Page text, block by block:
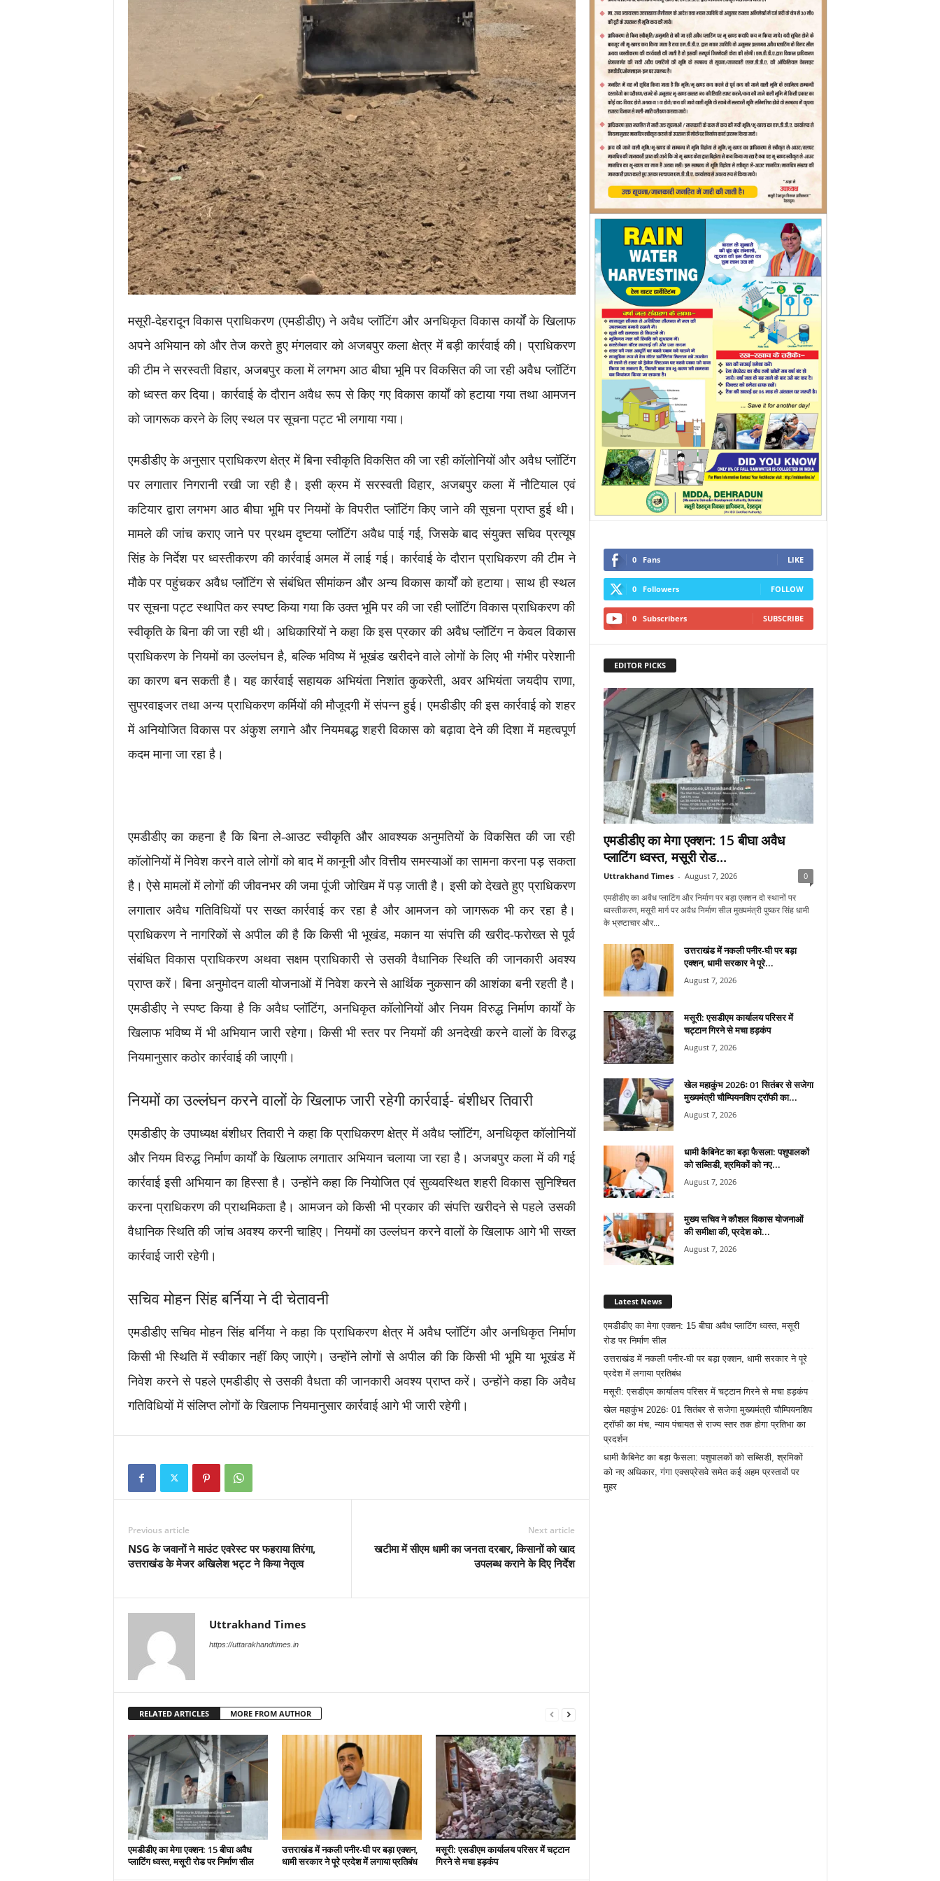
मसूरी-देहरादून विकास प्राधिकरण (एमडीडीए) ने अवैध प्लॉटिंग और अनधिकृत विकास कार्यों के खिलाफ
अपने अभियान को और तेज करते हुए मंगलवार को अजबपुर कला क्षेत्र में बड़ी कार्रवाई की। प्राधिकरण
की टीम ने सरस्वती विहार, अजबपुर कला में लगभग आठ बीघा भूमि पर विकसित की जा रही अवैध प्लॉटिंग
को ध्वस्त कर दिया। कार्रवाई के दौरान अवैध रूप से किए गए विकास कार्यों को हटाया गया तथा आमजन
को जागरूक करने के लिए स्थल पर सूचना पट्ट भी लगाया गया।
एमडीडीए के अनुसार प्राधिकरण क्षेत्र में बिना स्वीकृति विकसित की जा रही कॉलोनियों और अवैध प्लॉटिंग
पर लगातार निगरानी रखी जा रही है। इसी क्रम में सरस्वती विहार, अजबपुर कला में नौटियाल एवं
कटियार द्वारा लगभग आठ बीघा भूमि पर नियमों के विपरीत प्लॉटिंग किए जाने की सूचना प्राप्त हुई थी।
मामले की जांच कराए जाने पर प्रथम दृष्टया प्लॉटिंग अवैध पाई गई, जिसके बाद संयुक्त सचिव प्रत्यूष
सिंह के निर्देश पर ध्वस्तीकरण की कार्रवाई अमल में लाई गई। कार्रवाई के दौरान प्राधिकरण की टीम ने
मौके पर पहुंचकर अवैध प्लॉटिंग से संबंधित सीमांकन और अन्य विकास कार्यों को हटाया। साथ ही स्थल
पर सूचना पट्ट स्थापित कर स्पष्ट किया गया कि उक्त भूमि पर की जा रही प्लॉटिंग विकास प्राधिकरण की
स्वीकृति के बिना की जा रही थी। अधिकारियों ने कहा कि इस प्रकार की अवैध प्लॉटिंग न केवल विकास
प्राधिकरण के नियमों का उल्लंघन है, बल्कि भविष्य में भूखंड खरीदने वाले लोगों के लिए भी गंभीर परेशानी
का कारण बन सकती है। यह कार्रवाई सहायक अभियंता निशांत कुकरेती, अवर अभियंता जयदीप राणा,
सुपरवाइजर तथा अन्य प्राधिकरण कर्मियों की मौजूदगी में संपन्न हुई। एमडीडीए की इस कार्रवाई को शहर
में अनियोजित विकास पर अंकुश लगाने और नियमबद्ध शहरी विकास को बढ़ावा देने की दिशा में महत्वपूर्ण
कदम माना जा रहा है।
एमडीडीए का कहना है कि बिना ले-आउट स्वीकृति और आवश्यक अनुमतियों के विकसित की जा रही
कॉलोनियों में निवेश करने वाले लोगों को बाद में कानूनी और वित्तीय समस्याओं का सामना करना पड़ सकता
है। ऐसे मामलों में लोगों की जीवनभर की जमा पूंजी जोखिम में पड़ जाती है। इसी को देखते हुए प्राधिकरण
लगातार अवैध गतिविधियों पर सख्त कार्रवाई कर रहा है और आमजन को जागरूक भी कर रहा है।
प्राधिकरण ने नागरिकों से अपील की है कि किसी भी भूखंड, मकान या संपत्ति की खरीद-फरोख्त से पूर्व
संबंधित विकास प्राधिकरण अथवा सक्षम प्राधिकारी से उसकी वैधानिक स्थिति की जानकारी अवश्य
प्राप्त करें। बिना अनुमोदन वाली योजनाओं में निवेश करने से आर्थिक नुकसान की आशंका बनी रहती है।
एमडीडीए ने स्पष्ट किया है कि अवैध प्लॉटिंग, अनधिकृत कॉलोनियों और नियम विरुद्ध निर्माण कार्यों के
खिलाफ भविष्य में भी अभियान जारी रहेगा। किसी भी स्तर पर नियमों की अनदेखी करने वालों के विरुद्ध
नियमानुसार कठोर कार्रवाई की जाएगी।
नियमों का उल्लंघन करने वालों के खिलाफ जारी रहेगी कार्रवाई- बंशीधर तिवारी
एमडीडीए के उपाध्यक्ष बंशीधर तिवारी ने कहा कि प्राधिकरण क्षेत्र में अवैध प्लॉटिंग, अनधिकृत कॉलोनियों
और नियम विरुद्ध निर्माण कार्यों के खिलाफ लगातार अभियान चलाया जा रहा है। अजबपुर कला में की गई
कार्रवाई इसी अभियान का हिस्सा है। उन्होंने कहा कि नियोजित एवं सुव्यवस्थित शहरी विकास सुनिश्चित
करना प्राधिकरण की प्राथमिकता है। आमजन को किसी भी प्रकार की संपत्ति खरीदने से पहले उसकी
वैधानिक स्थिति की जांच अवश्य करनी चाहिए। नियमों का उल्लंघन करने वालों के खिलाफ आगे भी सख्त
कार्रवाई जारी रहेगी।
सचिव मोहन सिंह बर्निया ने दी चेतावनी
एमडीडीए सचिव मोहन सिंह बर्निया ने कहा कि प्राधिकरण क्षेत्र में अवैध प्लॉटिंग और अनधिकृत निर्माण
किसी भी स्थिति में स्वीकार नहीं किए जाएंगे। उन्होंने लोगों से अपील की कि किसी भी भूमि या भूखंड में
निवेश करने से पहले एमडीडीए से उसकी वैधता की जानकारी अवश्य प्राप्त करें। उन्होंने कहा कि अवैध
गतिविधियों में संलिप्त लोगों के खिलाफ नियमानुसार कार्रवाई आगे भी जारी रहेगी।
Previous article
NSG के जवानों ने माउंट एवरेस्ट पर फहराया तिरंगा,
उत्तराखंड के मेजर अखिलेश भट्ट ने किया नेतृत्व
Next article
खटीमा में सीएम धामी का जनता दरबार, किसानों को खाद
उपलब्ध कराने के दिए निर्देश
Uttrakhand Times
https://uttarakhandtimes.in
RELATED ARTICLES MORE FROM AUTHOR
एमडीडीए का मेगा एक्शन: 15 बीघा अवैध
प्लाटिंग ध्वस्त, मसूरी रोड पर निर्माण सील
उत्तराखंड में नकली पनीर-घी पर बड़ा एक्शन,
धामी सरकार ने पूरे प्रदेश में लगाया प्रतिबंध
मसूरी: एसडीएम कार्यालय परिसर में चट्टान
गिरने से मचा हड़कंप
0 Fans LIKE
0 Followers FOLLOW
0 Subscribers SUBSCRIBE
EDITOR PICKS
एमडीडीए का मेगा एक्शन: 15 बीघा अवैध
प्लाटिंग ध्वस्त, मसूरी रोड...
Uttrakhand Times - August 7, 2026 0
एमडीडीए का अवैध प्लाटिंग और निर्माण पर बड़ा एक्शन दो स्थानों पर
ध्वस्तीकरण, मसूरी मार्ग पर अवैध निर्माण सील मुख्यमंत्री पुष्कर सिंह धामी
के भ्रष्टाचार और...
उत्तराखंड में नकली पनीर-घी पर बड़ा
एक्शन, धामी सरकार ने पूरे...
August 7, 2026
मसूरी: एसडीएम कार्यालय परिसर में
चट्टान गिरने से मचा हड़कंप
August 7, 2026
खेल महाकुंभ 2026ः 01 सितंबर से सजेगा
मुख्यमंत्री चौम्पियनशिप ट्रॉफी का...
August 7, 2026
धामी कैबिनेट का बड़ा फैसला: पशुपालकों
को सब्सिडी, श्रमिकों को नए...
August 7, 2026
मुख्य सचिव ने कौशल विकास योजनाओं
की समीक्षा की, प्रदेश को...
August 7, 2026
Latest News
एमडीडीए का मेगा एक्शन: 15 बीघा अवैध प्लाटिंग ध्वस्त, मसूरी
रोड पर निर्माण सील
उत्तराखंड में नकली पनीर-घी पर बड़ा एक्शन, धामी सरकार ने पूरे
प्रदेश में लगाया प्रतिबंध
मसूरी: एसडीएम कार्यालय परिसर में चट्टान गिरने से मचा हड़कंप
खेल महाकुंभ 2026ः 01 सितंबर से सजेगा मुख्यमंत्री चौम्पियनशिप
ट्रॉफी का मंच, न्याय पंचायत से राज्य स्तर तक होगा प्रतिभा का
प्रदर्शन
धामी कैबिनेट का बड़ा फैसला: पशुपालकों को सब्सिडी, श्रमिकों
को नए अधिकार, गंगा एक्सप्रेसवे समेत कई अहम प्रस्तावों पर
मुहर